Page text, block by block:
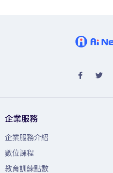
企業服務
企業服務介紹
數位課程
教育訓練點數